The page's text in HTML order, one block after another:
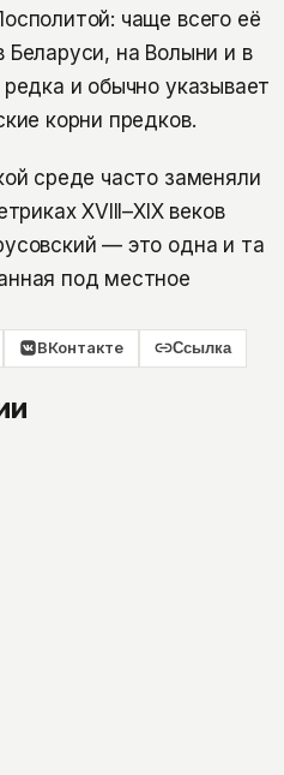
чаще всего её
Беларуси, на Волыни и в
и обычно указывает
корни предков.
среде часто заменяли
XVIII–XIX веков
— это одна и та
под местное
ВКонтакте Ссылка